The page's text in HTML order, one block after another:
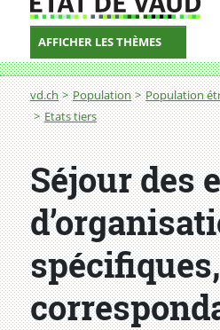
AFFICHER LES THÈMES
Fil d'Ariane
vd.ch Population Population
Etats tiers
Séjour des